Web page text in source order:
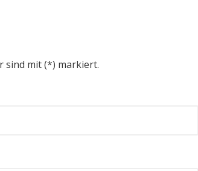
sind mit (*) markiert.